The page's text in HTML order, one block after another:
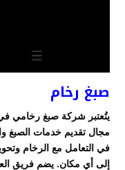
صبغ رخام
يتُعتبر شركة صبغ رخامي
مجال تقديم خدمات الصبغ
في التعامل مع الرخام
إلى أي مكان. يضم فريق